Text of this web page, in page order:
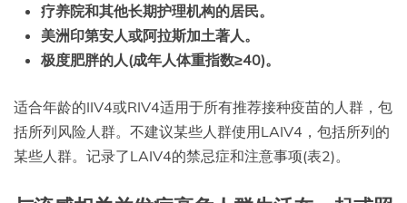
疗养院和其他长期护理机构的居民。
美洲印第安人或阿拉斯加土著人。
极度肥胖的人(成年人体重指数≥40)。
适合年龄的IIV4或RIV4适用于所有推荐接种疫苗的人群，包
括所列风险人群。不建议某些人群使用LAIV4，包括所列的
某些人群。记录了LAIV4的禁忌症和注意事项(表2)。